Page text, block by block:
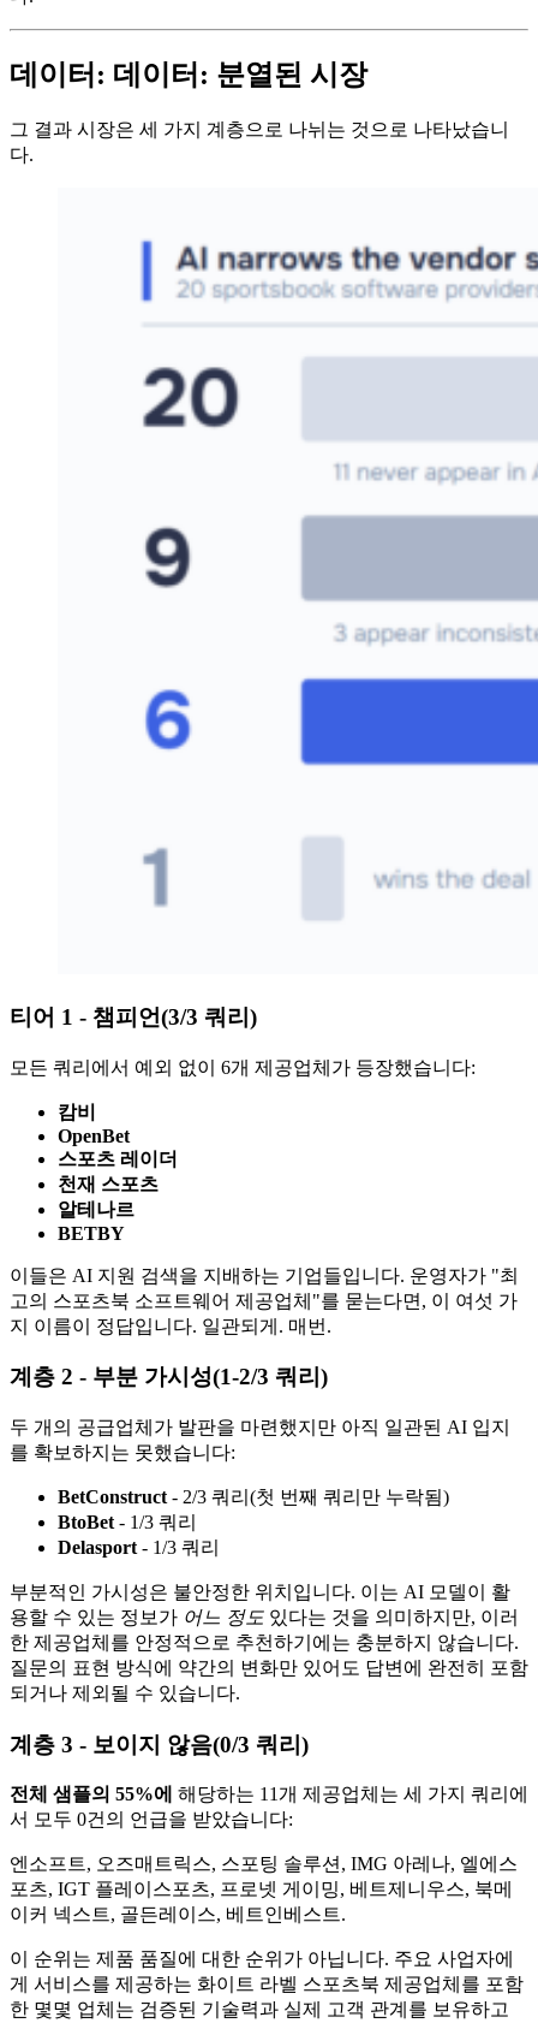
데이터: 데이터: 분열된 시장
그 결과 시장은 세 가지 계층으로 나뉘는 것으로 나타났습니
다.
티어 1 - 챔피언(3/3 쿼리)
모든 쿼리에서 예외 없이 6개 제공업체가 등장했습니다:
캄비
OpenBet
스포츠 레이더
천재 스포츠
알테나르
BETBY
이들은 AI 지원 검색을 지배하는 기업들입니다. 운영자가 "최
고의 스포츠북 소프트웨어 제공업체"를 묻는다면, 이 여섯 가
지 이름이 정답입니다. 일관되게. 매번.
계층 2 - 부분 가시성(1-2/3 쿼리)
두 개의 공급업체가 발판을 마련했지만 아직 일관된 AI 입지
를 확보하지는 못했습니다:
BetConstruct - 2/3 쿼리(첫 번째 쿼리만 누락됨)
BtoBet - 1/3 쿼리
Delasport - 1/3 쿼리
부분적인 가시성은 불안정한 위치입니다. 이는 AI 모델이 활
용할 수 있는 정보가 어느 정도 있다는 것을 의미하지만, 이러
한 제공업체를 안정적으로 추천하기에는 충분하지 않습니다.
질문의 표현 방식에 약간의 변화만 있어도 답변에 완전히 포함
되거나 제외될 수 있습니다.
계층 3 - 보이지 않음(0/3 쿼리)
전체 샘플의 55%에 해당하는 11개 제공업체는 세 가지 쿼리에
서 모두 0건의 언급을 받았습니다:
엔소프트, 오즈매트릭스, 스포팅 솔루션, IMG 아레나, 엘에스
포츠, IGT 플레이스포츠, 프로넷 게이밍, 베트제니우스, 북메
이커 넥스트, 골든레이스, 베트인베스트.
이 순위는 제품 품질에 대한 순위가 아닙니다. 주요 사업자에
게 서비스를 제공하는 화이트 라벨 스포츠북 제공업체를 포함
한 몇몇 업체는 검증된 기술력과 실제 고객 관계를 보유하고